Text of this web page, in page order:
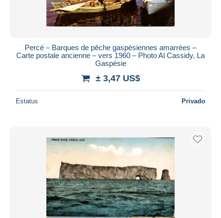
Percé – Barques de pêche gaspésiennes amarrées –
Carte postale ancienne – vers 1960 – Photo Al Cassidy, La
Gaspésie
± 3,47 US$
Estatus Privado